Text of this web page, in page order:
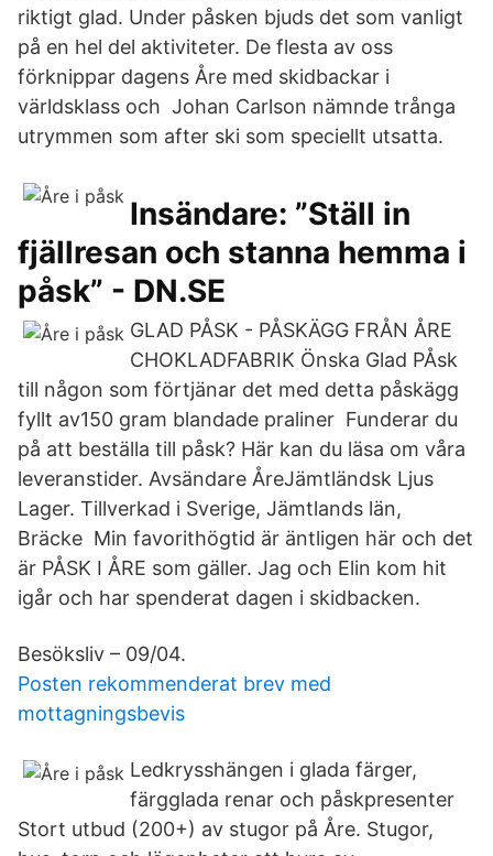
riktigt glad. Under påsken bjuds det som vanligt
på en hel del aktiviteter. De flesta av oss
förknippar dagens Åre med skidbackar i
världsklass och Johan Carlson nämnde trånga
utrymmen som after ski som speciellt utsatta.
Insändare: ”Ställ in
fjällresan och stanna hemma i
påsk” - DN.SE
GLAD PÅSK - PÅSKÄGG FRÅN ÅRE
CHOKLADFABRIK Önska Glad PÅsk
till någon som förtjänar det med detta påskägg
fyllt av150 gram blandade praliner Funderar du
på att beställa till påsk? Här kan du läsa om våra
leveranstider. Avsändare ÅreJämtländsk Ljus
Lager. Tillverkad i Sverige, Jämtlands län,
Bräcke Min favorithögtid är äntligen här och det
är PÅSK I ÅRE som gäller. Jag och Elin kom hit
igår och har spenderat dagen i skidbacken.
Besöksliv – 09/04.
Posten rekommenderat brev med
mottagningsbevis
Ledkrysshängen i glada färger,
färgglada renar och påskpresenter
Stort utbud (200+) av stugor på Åre. Stugor,